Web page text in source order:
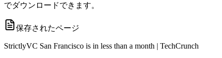
でダウンロードできます。
保存されたページ
StrictlyVC San Francisco is in less than a month | TechCrunch